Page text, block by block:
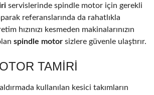
servislerinde spindle motor için gerekli
referanslarında da rahatlıkla
hızınızı kesmeden makinalarınızın
spindle motor sizlere güvenle ulaştırır.
TAMIRI
kullanılan kesici takımların